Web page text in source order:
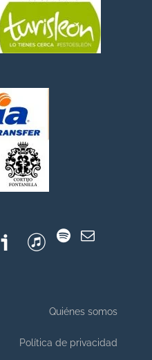
Quiénes somos
Política de privacidad